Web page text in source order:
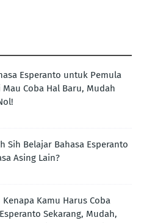
Esperanto untuk Pemula
Coba Hal Baru, Mudah
Sih Belajar Bahasa Esperanto
Asing Lain?
Kamu Harus Coba
Sekarang, Mudah,